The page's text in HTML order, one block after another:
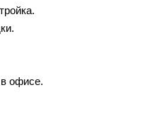
офисе.